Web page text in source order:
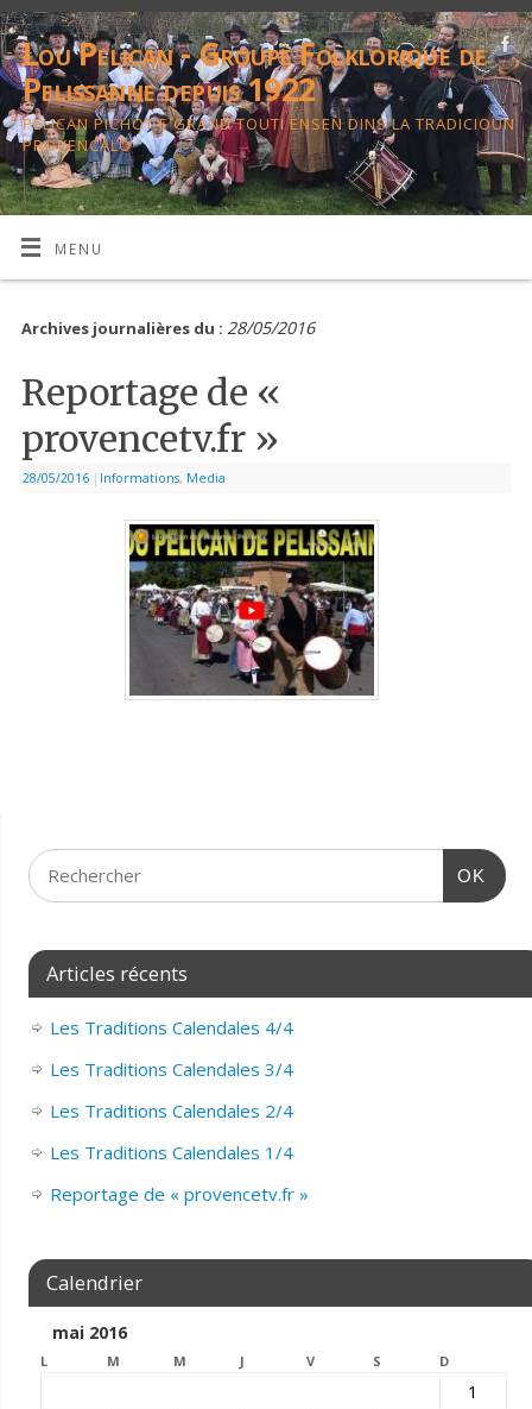
Lou Pelican - Groupe Folklorique de
Pelissanne depuis 1922
PELICAN PICHOT E GRAND TOUTI ENSEN DINS LA TRADICIOUN
PROVENCALO
MENU
Archives journalières du : 28/05/2016
Reportage de «
provencetv.fr »
28/05/2016 | Informations, Media
OK
Articles récents
Les Traditions Calendales 4/4
Les Traditions Calendales 3/4
Les Traditions Calendales 2/4
Les Traditions Calendales 1/4
Reportage de « provencetv.fr »
Calendrier
mai 2016
L M M J V S D
1